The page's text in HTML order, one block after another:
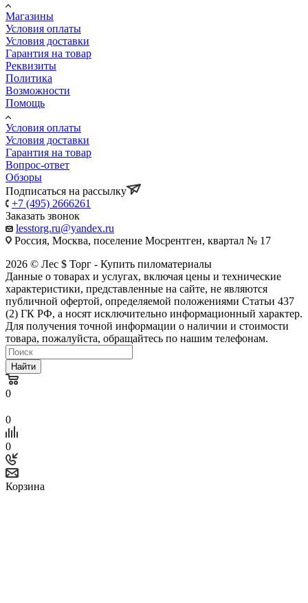
Магазины
Условия оплаты
Условия доставки
Гарантия на товар
Реквизиты
Политика
Возможности
Помощь
Условия оплаты
Условия доставки
Гарантия на товар
Вопрос-ответ
Обзоры
Подписаться на рассылку
+7 (495) 2666261
Заказать звонок
lesstorg.ru@yandex.ru
Россия, Москва, поселение Мосрентген, квартал № 17
2026 © Лес $ Торг - Купить пиломатериалы
Данные о товарах и услугах, включая цены и технические
характеристики, представленные на сайте, не являются
публичной офертой, определяемой положениями Статьи 437
(2) ГК РФ, а носят исключительно информационный характер.
Для получения точной информации о наличии и стоимости
товара, пожалуйста, обращайтесь по нашим телефонам.
Найти
0
0
0
Корзина